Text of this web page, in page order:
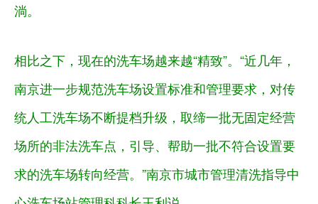
淌。
相比之下，现在的洗车场越来越“精致”。“近几年，
南京进一步规范洗车场设置标准和管理要求，对传
统人工洗车场不断提档升级，取缔一批无固定经营
场所的非法洗车点，引导、帮助一批不符合设置要
求的洗车场转向经营。”南京市城市管理清洗指导中